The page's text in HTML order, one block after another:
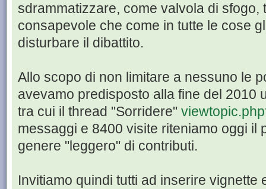
sdrammatizzare, come valvola di sfogo,
consapevole che come in tutte le cose
disturbare il dibattito.
Allo scopo di non limitare a nessuno le
avevamo predisposto alla fine del 2010
tra cui il thread "Sorridere"
messaggi e 8400 visite riteniamo oggi il
genere "leggero" di contributi.
Invitiamo quindi tutti ad inserire vignette